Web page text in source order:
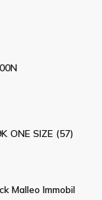
ONE SIZE (57)
Malleo Immobil